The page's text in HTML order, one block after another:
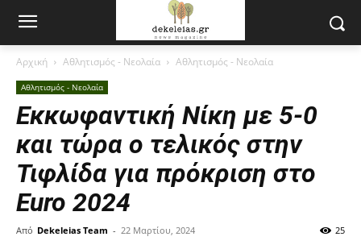
Αρχική Αθλητισμός - Νεολαία Αθλητισμός - Νεολαία
Αθλητισμός - Νεολαία
Εκκωφαντική Νίκη με 5-0
και τώρα ο τελικός στην
Τιφλίδα για πρόκριση στο
Euro 2024
Από Dekeleias Team - 22 Μαρτίου, 2024 25